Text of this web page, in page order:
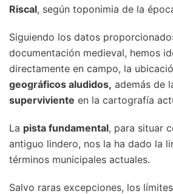
Riscal, según toponimia de la
Siguiendo los datos
documentación medieval, hemos
directamente en campo, la
geográficos aludidos, además de
superviviente en la cartografía
La pista fundamental, para situar
antiguo lindero, nos la ha dado la
términos municipales actuales.
Salvo raras excepciones, los